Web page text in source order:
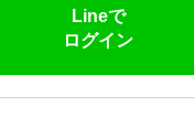
Lineで
ログイン